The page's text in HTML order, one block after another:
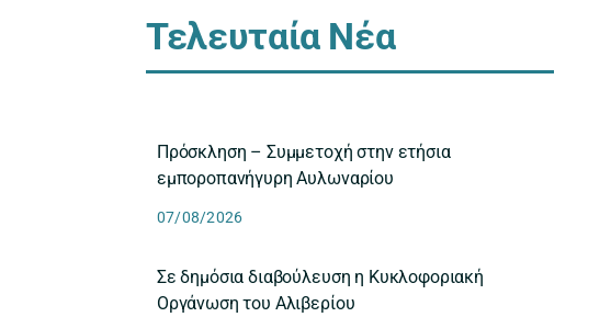
Τελευταία Νέα
Πρόσκληση – Συμμετοχή στην ετήσια
εμποροπανήγυρη Αυλωναρίου
07/08/2026
Σε δημόσια διαβούλευση η Κυκλοφοριακή
Οργάνωση του Αλιβερίου